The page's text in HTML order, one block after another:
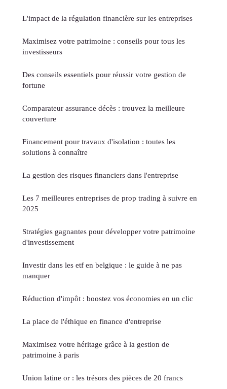
L'impact de la régulation financière sur les entreprises
Maximisez votre patrimoine : conseils pour tous les
investisseurs
Des conseils essentiels pour réussir votre gestion de
fortune
Comparateur assurance décès : trouvez la meilleure
couverture
Financement pour travaux d'isolation : toutes les
solutions à connaître
La gestion des risques financiers dans l'entreprise
Les 7 meilleures entreprises de prop trading à suivre en
2025
Stratégies gagnantes pour développer votre patrimoine
d'investissement
Investir dans les etf en belgique : le guide à ne pas
manquer
Réduction d'impôt : boostez vos économies en un clic
La place de l'éthique en finance d'entreprise
Maximisez votre héritage grâce à la gestion de
patrimoine à paris
Union latine or : les trésors des pièces de 20 francs